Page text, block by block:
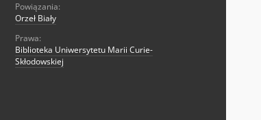
Powiązania:
Orzeł Biały
Prawa:
Biblioteka Uniwersytetu Marii Curie-
Skłodowskiej